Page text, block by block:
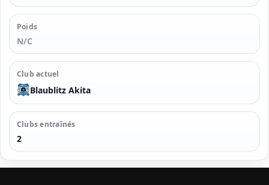
Poids
N/C
Club actuel
Blaublitz Akita
Clubs entraînés
2